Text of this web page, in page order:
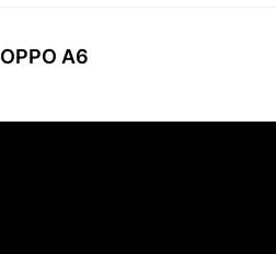
OPPO A6